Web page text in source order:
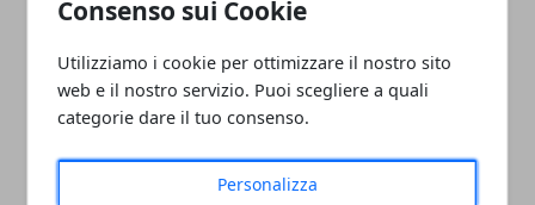
Consenso sui Cookie
Utilizziamo i cookie per ottimizzare il nostro sito
web e il nostro servizio. Puoi scegliere a quali
categorie dare il tuo consenso.
Personalizza
05/11/2024